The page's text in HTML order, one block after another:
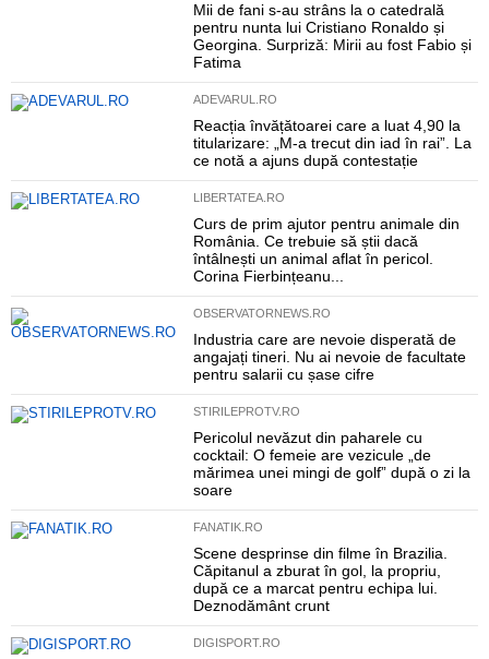
Mii de fani s-au strâns la o catedrală
pentru nunta lui Cristiano Ronaldo și
Georgina. Surpriză: Mirii au fost Fabio și
Fatima
ADEVARUL.RO
Reacția învățătoarei care a luat 4,90 la
titularizare: „M-a trecut din iad în rai”. La
ce notă a ajuns după contestație
LIBERTATEA.RO
Curs de prim ajutor pentru animale din
România. Ce trebuie să știi dacă
întâlnești un animal aflat în pericol.
Corina Fierbințeanu...
OBSERVATORNEWS.RO
Industria care are nevoie disperată de
angajați tineri. Nu ai nevoie de facultate
pentru salarii cu șase cifre
STIRILEPROTV.RO
Pericolul nevăzut din paharele cu
cocktail: O femeie are vezicule „de
mărimea unei mingi de golf” după o zi la
soare
FANATIK.RO
Scene desprinse din filme în Brazilia.
Căpitanul a zburat în gol, la propriu,
după ce a marcat pentru echipa lui.
Deznodământ crunt
DIGISPORT.RO